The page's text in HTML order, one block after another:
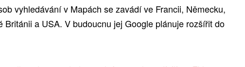
vyhledávání v Mapách se zavádí ve Francii, Německu,
Británii a USA. V budoucnu jej Google plánuje rozšířit do